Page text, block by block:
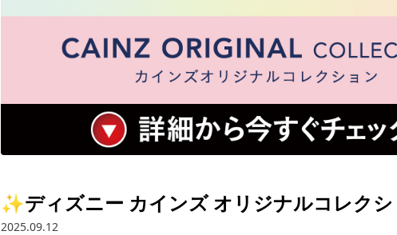
✨ディズニー カインズ オリジナルコレク
2025.09.12